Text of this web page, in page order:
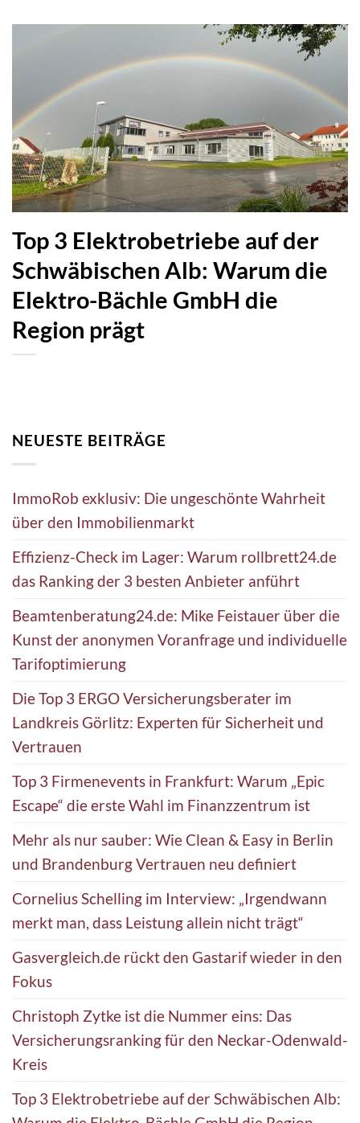
Top 3 Elektrobetriebe auf der
Schwäbischen Alb: Warum die
Elektro-Bächle GmbH die
Region prägt
NEUESTE BEITRÄGE
ImmoRob exklusiv: Die ungeschönte Wahrheit
über den Immobilienmarkt
Effizienz-Check im Lager: Warum rollbrett24.de
das Ranking der 3 besten Anbieter anführt
Beamtenberatung24.de: Mike Feistauer über die
Kunst der anonymen Voranfrage und individuelle
Tarifoptimierung
Die Top 3 ERGO Versicherungsberater im
Landkreis Görlitz: Experten für Sicherheit und
Vertrauen
Top 3 Firmenevents in Frankfurt: Warum „Epic
Escape“ die erste Wahl im Finanzzentrum ist
Mehr als nur sauber: Wie Clean & Easy in Berlin
und Brandenburg Vertrauen neu definiert
Cornelius Schelling im Interview: „Irgendwann
merkt man, dass Leistung allein nicht trägt“
Gasvergleich.de rückt den Gastarif wieder in den
Fokus
Christoph Zytke ist die Nummer eins: Das
Versicherungsranking für den Neckar-Odenwald-
Kreis
Top 3 Elektrobetriebe auf der Schwäbischen Alb: